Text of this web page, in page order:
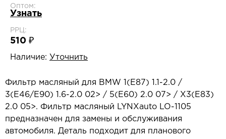
Оптом:
Узнать
РРЦ:
510 ₽
Наличие: Уточнить
Фильтр масляный для BMW 1(E87) 1.1-2.0 /
3(E46/E90) 1.6-2.0 02> / 5(E60) 2.0 07> / X3(E83)
2.0 05>. Фильтр масляный LYNXauto LO-1105
предназначен для замены и обслуживания
автомобиля. Деталь подходит для планового